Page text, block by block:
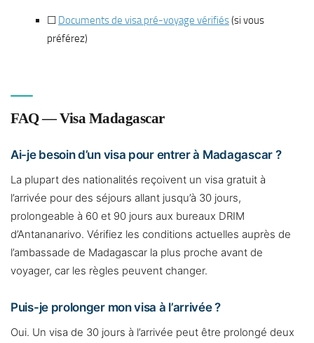
☐ Documents de visa pré-voyage vérifiés(si vous
préférez)
FAQ — Visa Madagascar
Ai-je besoin d’un visa pour entrer à Madagascar ?
La plupart des nationalités reçoivent un visa gratuit à
l’arrivée pour des séjours allant jusqu’à 30 jours,
prolongeable à 60 et 90 jours aux bureaux DRIM
d’Antananarivo. Vérifiez les conditions actuelles auprès de
l’ambassade de Madagascar la plus proche avant de
voyager, car les règles peuvent changer.
Puis-je prolonger mon visa à l’arrivée ?
Oui. Un visa de 30 jours à l’arrivée peut être prolongé deux